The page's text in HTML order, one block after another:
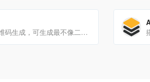
AI艺术二维码生成，可生成最不像二维码的二维码